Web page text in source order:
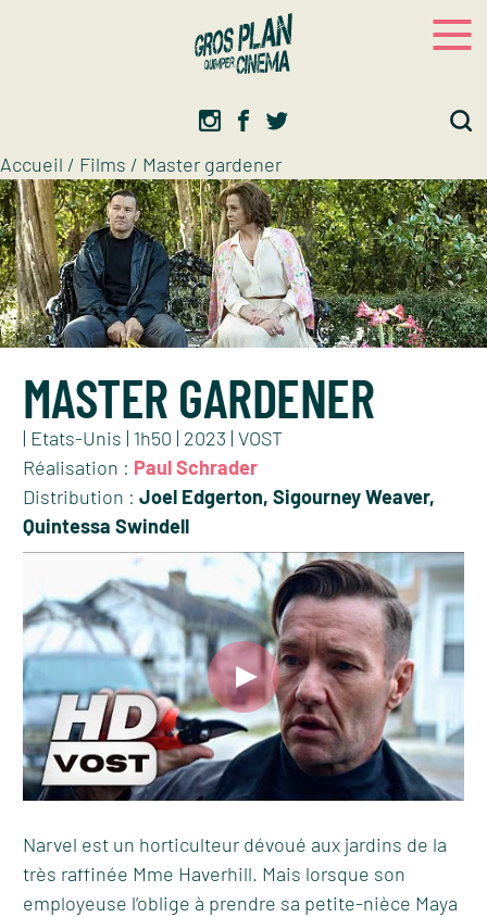
Accueil / Films / Master gardener
MASTER GARDENER
| Etats-Unis | 1h50 | 2023 | VOST
Réalisation : Paul Schrader
Distribution : Joel Edgerton, Sigourney Weaver,
Quintessa Swindell
Narvel est un horticulteur dévoué aux jardins de la
très raffinée Mme Haverhill. Mais lorsque son
employeuse l’oblige à prendre sa petite-nièce Maya